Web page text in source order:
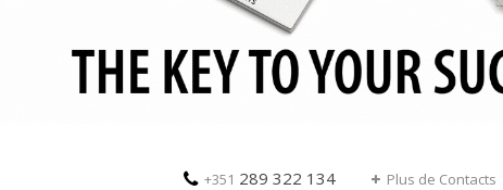
+351 289 322 134 Plus de Contacts